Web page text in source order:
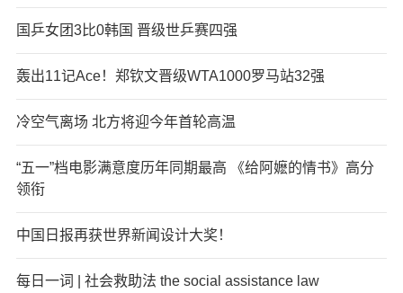
国乒女团3比0韩国 晋级世乒赛四强
轰出11记Ace！郑钦文晋级WTA1000罗马站32强
冷空气离场 北方将迎今年首轮高温
“五一”档电影满意度历年同期最高 《给阿嬷的情书》高分
领衔
中国日报再获世界新闻设计大奖！
每日一词 | 社会救助法 the social assistance law